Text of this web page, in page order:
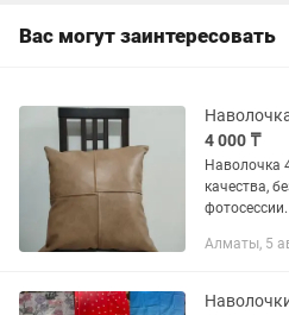
Вас могут заинтересовать
4 000 ₸
Наволочка
качества,
Район
Алматы, 5